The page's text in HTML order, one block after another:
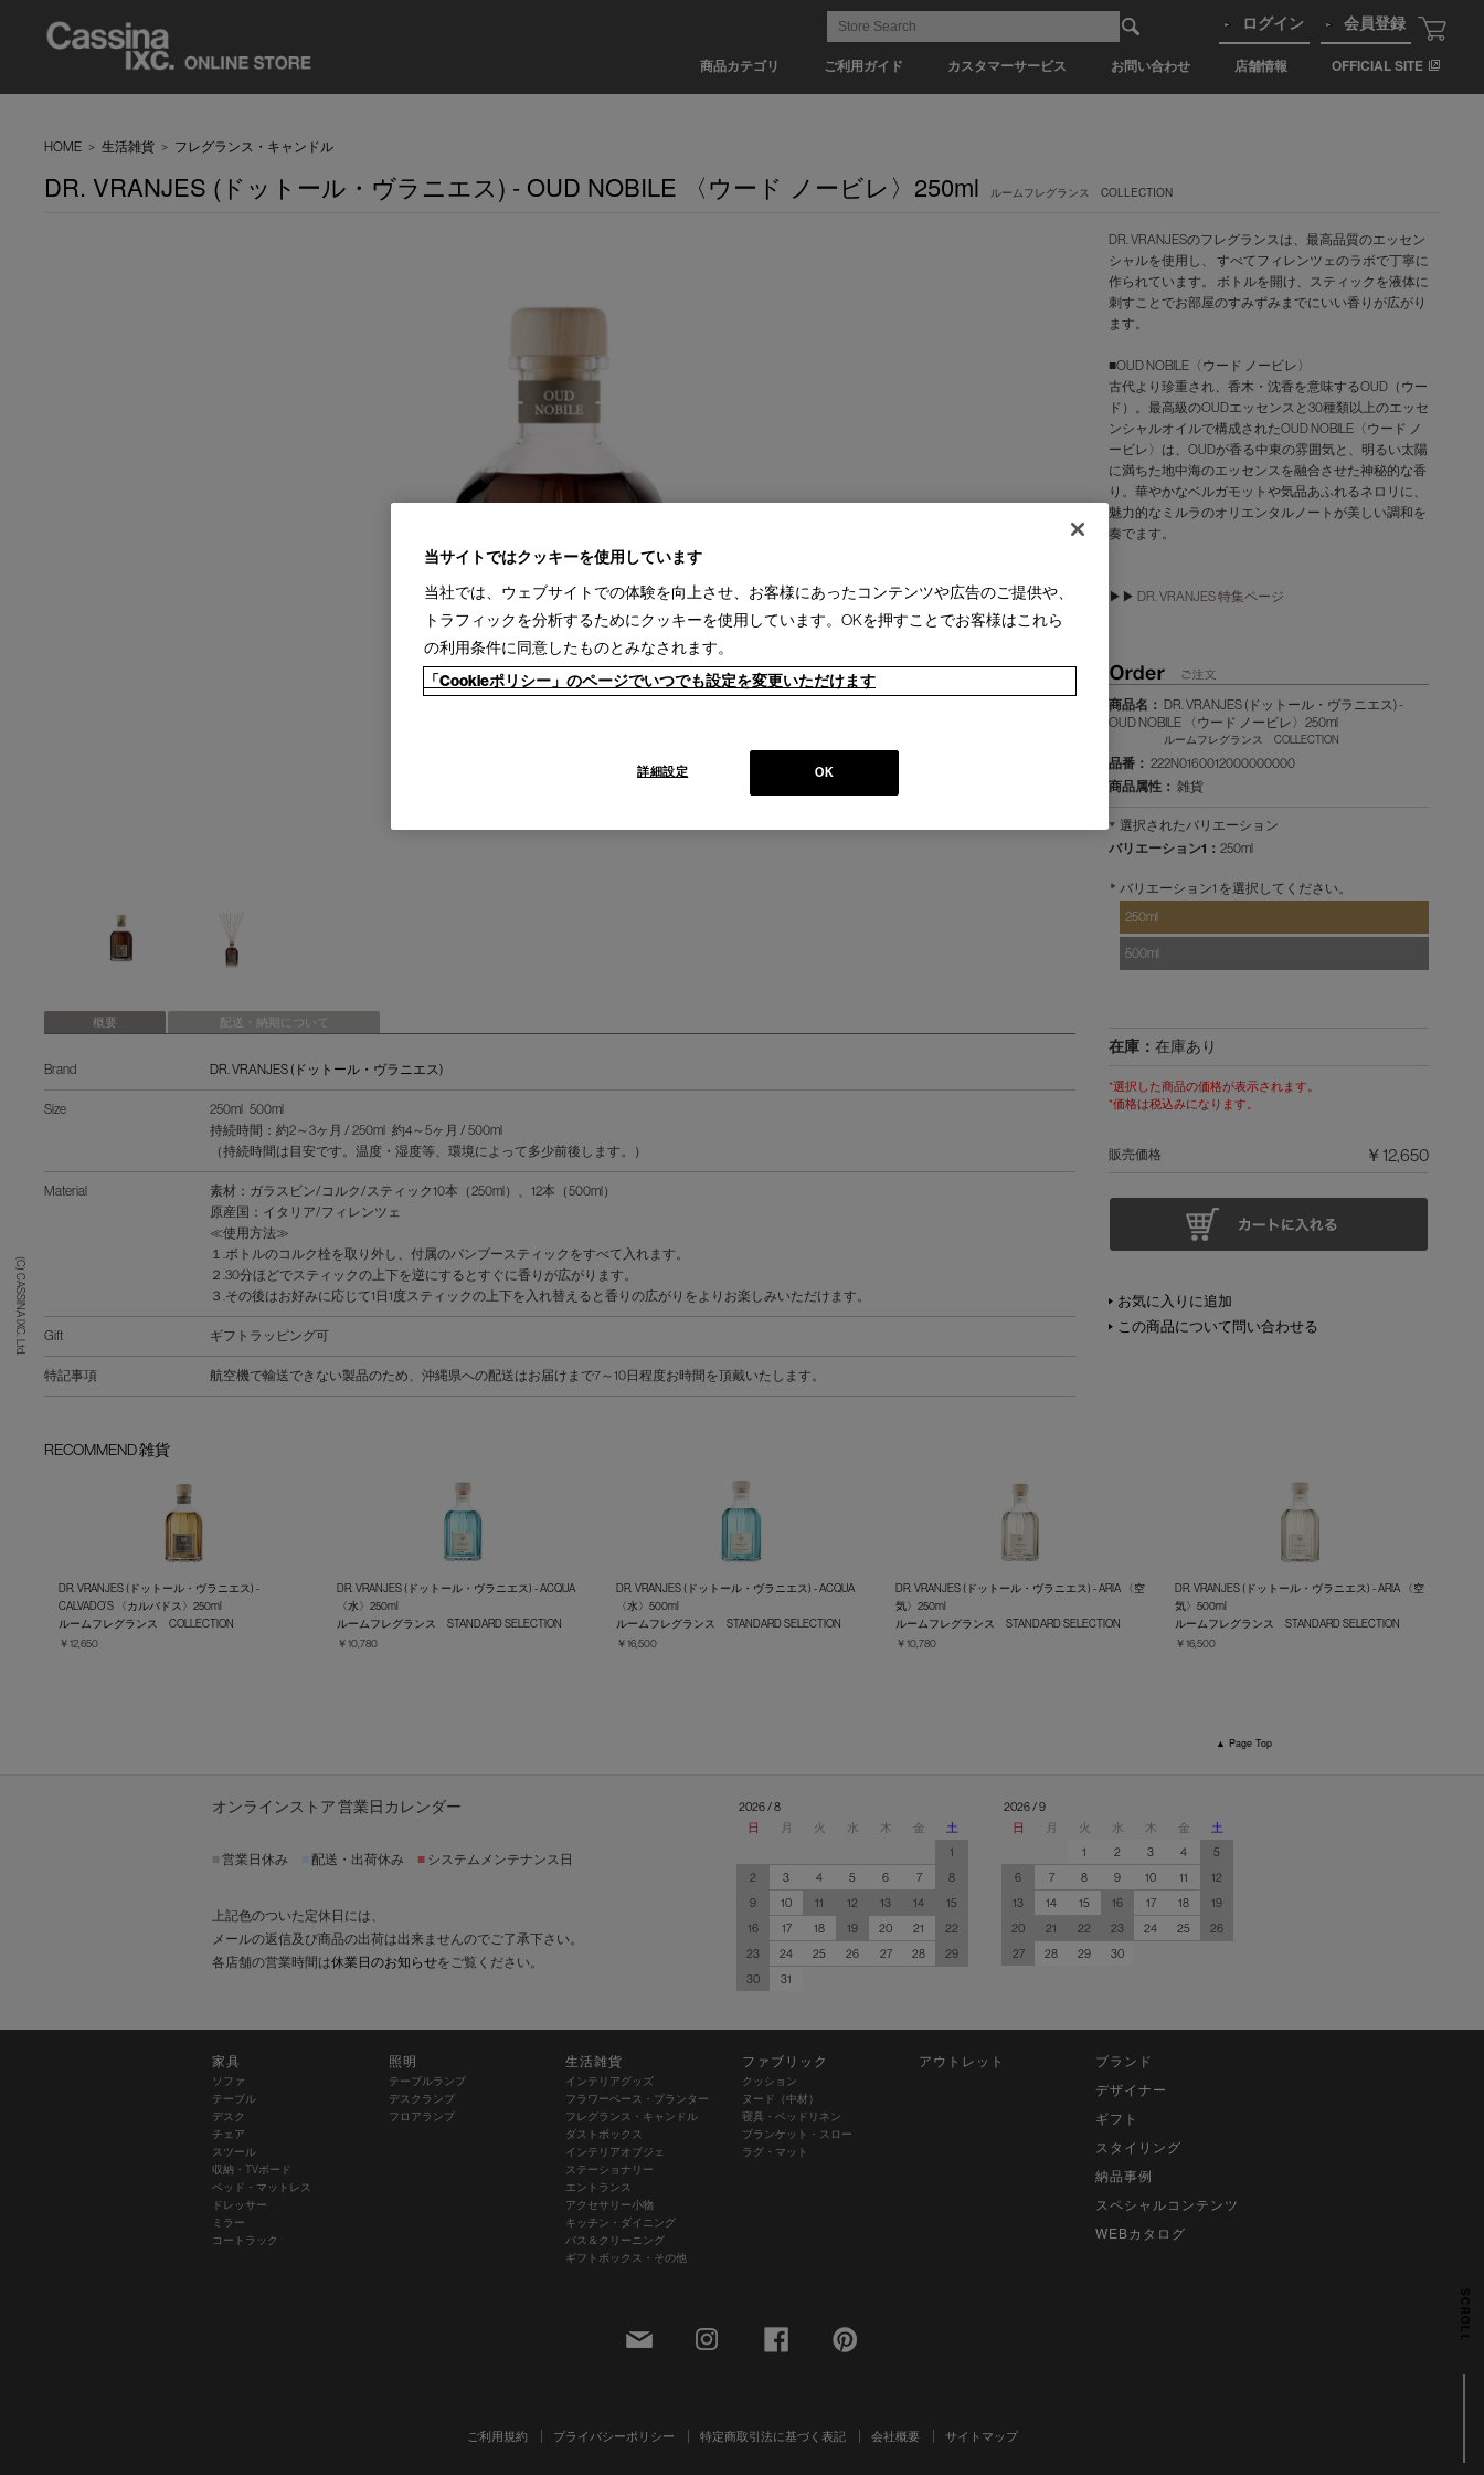
商品カテゴリ ご利用ガイド カスタマーサービス お問い合わせ 店舗情報 OFFICIAL SITE
ログイン 会員登録
(C) CASSINA IXC. Ltd.
SCROLL
HOME > 生活雑貨 > フレグランス・キャンドル
DR. VRANJES (ドットール・ヴラニエス) - OUD NOBILE 〈ウード ノービレ〉250ml ルームフレグランス COLLECTION
概要 配送・納期について
Brand DR. VRANJES (ドットール・ヴラニエス)
Size
250ml 500ml
持続時間：約2～3ヶ月 / 250ml 約4～5ヶ月 / 500ml
（持続時間は目安です。温度・湿度等、環境によって多少前後します。）
Material
素材：ガラスビン/コルク/スティック10本（250ml）、12本（500ml）
原産国：イタリア/フィレンツェ
≪使用方法≫
１.ボトルのコルク栓を取り外し、付属のバンブースティックをすべて入れます。
２.30分ほどでスティックの上下を逆にするとすぐに香りが広がります。
３.その後はお好みに応じて1日1度スティックの上下を入れ替えると香りの広がりをよりお楽しみいただけます。
Gift ギフトラッピング可
特記事項 航空機で輸送できない製品のため、沖縄県への配送はお届けまで7～10日程度お時間を頂戴いたします。
DR. VRANJESのフレグランスは、最高品質のエッセン
シャルを使用し、 すべてフィレンツェのラボで丁寧に
作られています。 ボトルを開け、スティックを液体に
刺すことでお部屋のすみずみまでにいい香りが広がり
ます。
■OUD NOBILE〈ウード ノービレ〉
古代より珍重され、香木・沈香を意味するOUD（ウー
ド）。最高級のOUDエッセンスと30種類以上のエッセ
ンシャルオイルで構成されたOUD NOBILE〈ウード ノ
ービレ〉は、OUDが香る中東の雰囲気と、明るい太陽
に満ちた地中海のエッセンスを融合させた神秘的な香
り。華やかなベルガモットや気品あふれるネロリに、
魅力的なミルラのオリエンタルノートが美しい調和を
奏でます。
▶▶ DR. VRANJES 特集ページ
商品名： DR. VRANJES (ドットール・ヴラニエス) -
OUD NOBILE 〈ウード ノービレ〉250ml
ルームフレグランス COLLECTION
品番： 222N0160012000000000
商品属性： 雑貨
選択されたバリエーション
バリエーション1： 250ml
バリエーション1 を選択してください。
250ml
500ml
在庫： 在庫あり
*選択した商品の価格が表示されます。
*価格は税込みになります。
販売価格 ￥12,650
お気に入りに追加
この商品について問い合わせる
RECOMMEND 雑貨
DR. VRANJES (ドットール・ヴラニエス) -
CALVADO’S 〈カルバドス〉250ml
ルームフレグランス COLLECTION
￥12,650
DR. VRANJES (ドットール・ヴラニエス) - ACQUA
〈水〉250ml
ルームフレグランス STANDARD SELECTION
￥10,780
DR. VRANJES (ドットール・ヴラニエス) - ACQUA
〈水〉500ml
ルームフレグランス STANDARD SELECTION
￥16,500
DR. VRANJES (ドットール・ヴラニエス) - ARIA 〈空
気〉250ml
ルームフレグランス STANDARD SELECTION
￥10,780
DR. VRANJES (ドットール・ヴラニエス) - ARIA 〈空
気〉500ml
ルームフレグランス STANDARD SELECTION
￥16,500
▲ Page Top
オンラインストア 営業日カレンダー
営業日休み 配送・出荷休み ■ システムメンテナンス日
上記色のついた定休日には、
メールの返信及び商品の出荷は出来ませんのでご了承下さい。
各店舗の営業時間は休業日のお知らせをご覧ください。
2026 / 8
日
月 火 水 木 金
土
1
2
3 4 5 6 7
8
9
10 11 12 13 14
15
16
17 18 19 20 21
22
23
24 25 26 27 28
29
30
31
2026 / 9
日
月 火 水 木 金
土
1
2 3 4
5
6
7 8 9 10 11
12
13
14 15 16 17 18
19
20
21 22 23 24 25
26
27
28 29 30
家具
ソファ
テーブル
デスク
チェア
スツール
収納・TVボード
ベッド・マットレス
ドレッサー
ミラー
コートラック
照明
テーブルランプ
デスクランプ
フロアランプ
生活雑貨
インテリアグッズ
フラワーベース・プランター
フレグランス・キャンドル
ダストボックス
インテリアオブジェ
ステーショナリー
エントランス
アクセサリー小物
キッチン・ダイニング
バス＆クリーニング
ギフトボックス・その他
ファブリック
クッション
ヌード（中材）
寝具・ベッドリネン
ブランケット・スロー
ラグ・マット
アウトレット
ブランド
デザイナー
ギフト
スタイリング
納品事例
スペシャルコンテンツ
WEBカタログ
ご利用規約 プライバシーポリシー 特定商取引法に基づく表記 会社概要 サイトマップ
当サイトではクッキーを使用しています
当社では、ウェブサイトでの体験を向上させ、お客様にあったコンテンツや広告のご提供や、
トラフィックを分析するためにクッキーを使用しています。OKを押すことでお客様はこれら
の利用条件に同意したものとみなされます。
「Cookieポリシー」のページでいつでも設定を変更いただけます
OK
詳細設定